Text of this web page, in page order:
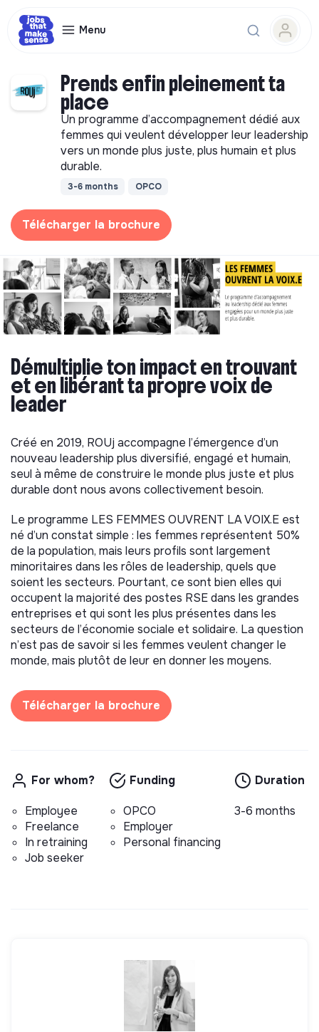
Menu
Prends enfin pleinement ta
place
Un programme d’accompagnement dédié aux
femmes qui veulent développer leur leadership
vers un monde plus juste, plus humain et plus
durable.
3-6 months OPCO
Télécharger la brochure
Démultiplie ton impact en trouvant
et en libérant ta propre voix de
leader
Créé en 2019, ROUj accompagne l’émergence d’un
nouveau leadership plus diversifié, engagé et humain,
seul à même de construire le monde plus juste et plus
durable dont nous avons collectivement besoin.
Le programme LES FEMMES OUVRENT LA VOIX.E est
né d’un constat simple : les femmes représentent 50%
de la population, mais leurs profils sont largement
minoritaires dans les rôles de leadership, quels que
soient les secteurs. Pourtant, ce sont bien elles qui
occupent la majorité des postes RSE dans les grandes
entreprises et qui sont les plus présentes dans les
secteurs de l’économie sociale et solidaire. La question
n’est pas de savoir si les femmes veulent changer le
monde, mais plutôt de leur en donner les moyens.
Télécharger la brochure
For whom?
Employee
Freelance
In retraining
Job seeker
Funding
OPCO
Employer
Personal financing
Duration
3-6 months